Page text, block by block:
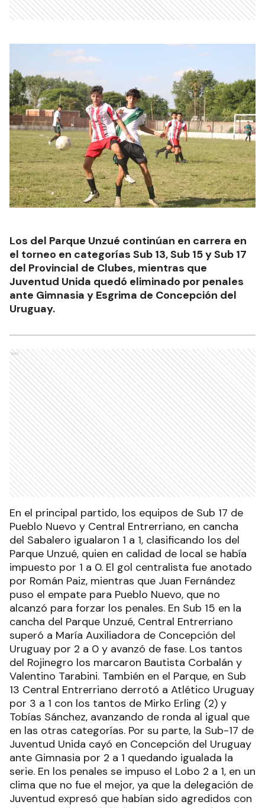
Los del Parque Unzué continúan en carrera en
el torneo en categorías Sub 13, Sub 15 y Sub 17
del Provincial de Clubes, mientras que
Juventud Unida quedó eliminado por penales
ante Gimnasia y Esgrima de Concepción del
Uruguay.
Ads
En el principal partido, los equipos de Sub 17 de
Pueblo Nuevo y Central Entrerriano, en cancha
del Sabalero igualaron 1 a 1, clasificando los del
Parque Unzué, quien en calidad de local se había
impuesto por 1 a 0. El gol centralista fue anotado
por Román Paiz, mientras que Juan Fernández
puso el empate para Pueblo Nuevo, que no
alcanzó para forzar los penales. En Sub 15 en la
cancha del Parque Unzué, Central Entrerriano
superó a María Auxiliadora de Concepción del
Uruguay por 2 a 0 y avanzó de fase. Los tantos
del Rojinegro los marcaron Bautista Corbalán y
Valentino Tarabini. También en el Parque, en Sub
13 Central Entrerriano derrotó a Atlético Uruguay
por 3 a 1 con los tantos de Mirko Erling (2) y
Tobías Sánchez, avanzando de ronda al igual que
en las otras categorías. Por su parte, la Sub-17 de
Juventud Unida cayó en Concepción del Uruguay
ante Gimnasia por 2 a 1 quedando igualada la
serie. En los penales se impuso el Lobo 2 a 1, en un
clima que no fue el mejor, ya que la delegación de
Juventud expresó que habían sido agredidos con